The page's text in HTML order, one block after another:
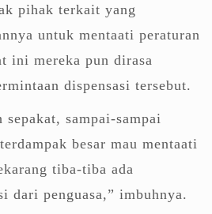
pihak terkait yang
untuk mentaati peraturan
ini mereka pun dirasa
dispensasi tersebut.
sepakat, sampai-sampai
besar mau mentaati
tiba-tiba ada
dari penguasa,” imbuhnya.